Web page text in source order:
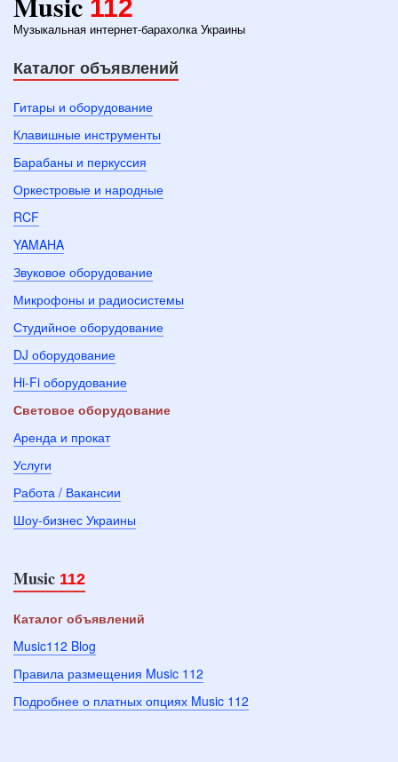
112
Музыкальная интернет-барахолка Украины
Каталог объявлений
Гитары и оборудование
Клавишные инструменты
Барабаны и перкуссия
Оркестровые и народные
RCF
YAMAHA
Звуковое оборудование
Микрофоны и радиосистемы
Студийное оборудование
DJ оборудование
Hi-Fi оборудование
Световое оборудование
Аренда и прокат
Услуги
Работа / Вакансии
Шоу-бизнес Украины
Music 112
Каталог объявлений
Music112 Blog
Правила размещения Music 112
Подробнее о платных опциях Music 112